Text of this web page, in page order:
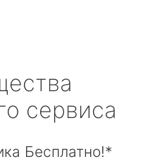
сервиса
Бесплатно!*